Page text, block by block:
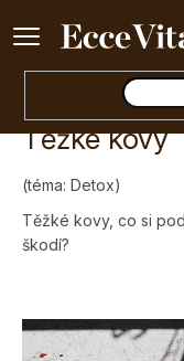
Ke každému
Těžké kovy
(téma: Detox)
Těžké kovy, co si
škodí?